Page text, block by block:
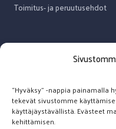
“Hyväksy” -nappia painamalla
tekevät sivustomme
käyttäjäystävällistä. Evästeet
kehittämisen.
Toimitus- ja peruutusehdot
info@psyedu.fi